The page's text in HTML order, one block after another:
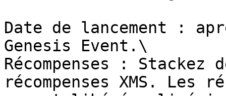
Date de lancement :
Genesis Event.\
Récompenses : Stackez
récompenses XMS. Les